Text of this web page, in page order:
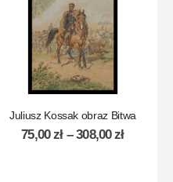
Juliusz Kossak obraz Bitwa
75,00zł – 308,00zł